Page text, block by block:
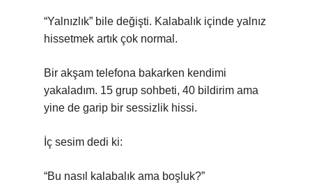
“Yalnızlık” bile değişti. Kalabalık içinde yalnız
hissetmek artık çok normal.
Bir akşam telefona bakarken kendimi
yakaladım. 15 grup sohbeti, 40 bildirim ama
yine de garip bir sessizlik hissi.
İç sesim dedi ki:
“Bu nasıl kalabalık ama boşluk?”